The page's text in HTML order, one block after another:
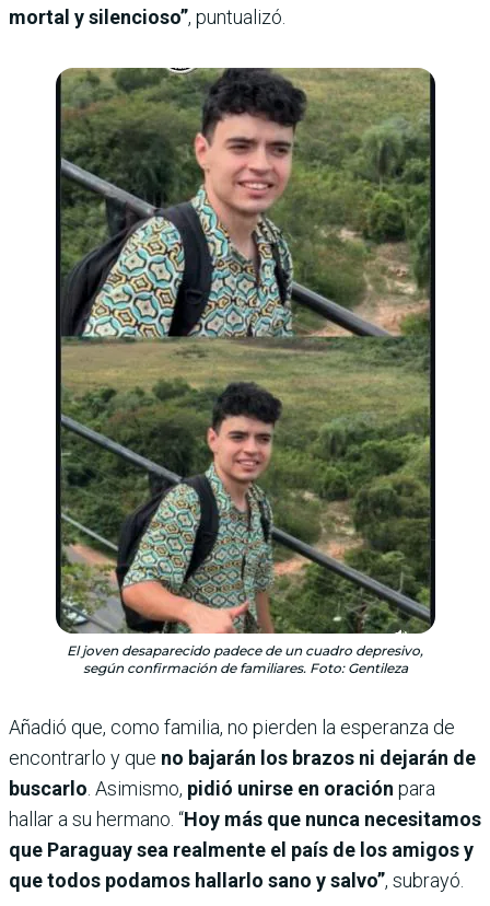
mortal y silencioso”, puntualizó.
El joven desaparecido padece de un cuadro depresivo,
según confirmación de familiares. Foto: Gentileza
Añadió que, como familia, no pierden la esperanza de
encontrarlo y que no bajarán los brazos ni dejarán de
buscarlo. Asimismo, pidió unirse en oración para
hallar a su hermano. “Hoy más que nunca necesitamos
que Paraguay sea realmente el país de los amigos y
que todos podamos hallarlo sano y salvo”, subrayó.